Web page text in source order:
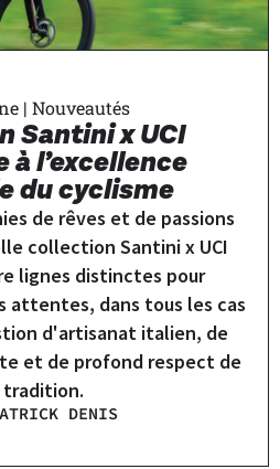
| Nouveautés
Santini x UCI
à l’excellence
du cyclisme
de rêves et de passions
collection Santini x UCI
lignes distinctes pour
attentes, dans tous les cas
d'artisanat italien, de
et de profond respect de
tradition.
DENIS